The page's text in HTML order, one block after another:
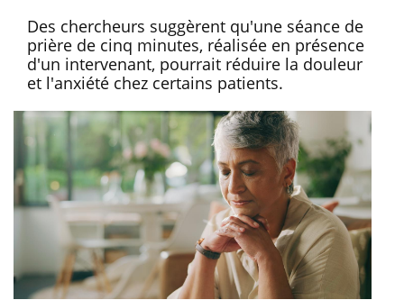
Des chercheurs suggèrent qu'une séance de
prière de cinq minutes, réalisée en présence
d'un intervenant, pourrait réduire la douleur
et l'anxiété chez certains patients.